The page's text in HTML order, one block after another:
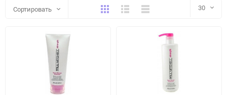
Сортировать ПлиткаПодробноКомпактно 30